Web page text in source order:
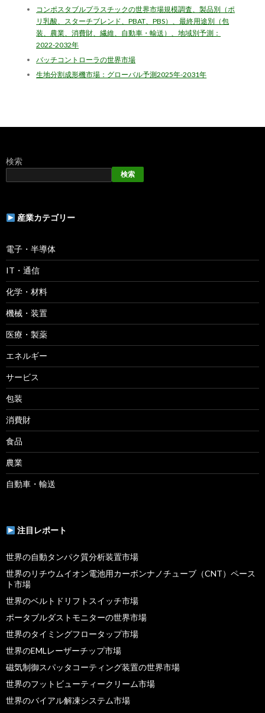
コンポスタブルプラスチックの世界市場規模調査、製品別（ポ
リ乳酸、スターチブレンド、PBAT、PBS）、最終用途別（包
装、農業、消費財、繊維、自動車・輸送）、地域別予測：
2022-2032年
バッチコントローラの世界市場
生地分割成形機市場：グローバル予測2025年-2031年
検索
検索
産業カテゴリー
電子・半導体
IT・通信
化学・材料
機械・装置
医療・製薬
エネルギー
サービス
包装
消費財
食品
農業
自動車・輸送
注目レポート
世界の自動タンパク質分析装置市場
世界のリチウムイオン電池用カーボンナノチューブ（CNT）ペース
ト市場
世界のベルトドリフトスイッチ市場
ポータブルダストモニターの世界市場
世界のタイミングフロータップ市場
世界のEMLレーザーチップ市場
磁気制御スパッタコーティング装置の世界市場
世界のフットビューティークリーム市場
世界のバイアル解凍システム市場